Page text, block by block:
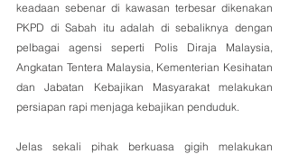
keadaan sebenar di kawasan terbesar dikenakan
PKPD di Sabah itu adalah di sebaliknya dengan
pelbagai agensi seperti Polis Diraja Malaysia,
Angkatan Tentera Malaysia, Kementerian Kesihatan
dan Jabatan Kebajikan Masyarakat melakukan
persiapan rapi menjaga kebajikan penduduk.
Jelas sekali pihak berkuasa gigih melakukan